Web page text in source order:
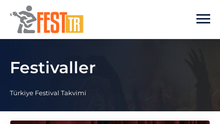
Ana içeriğe atla
Festivaller
Türkiye Festival Takvimi